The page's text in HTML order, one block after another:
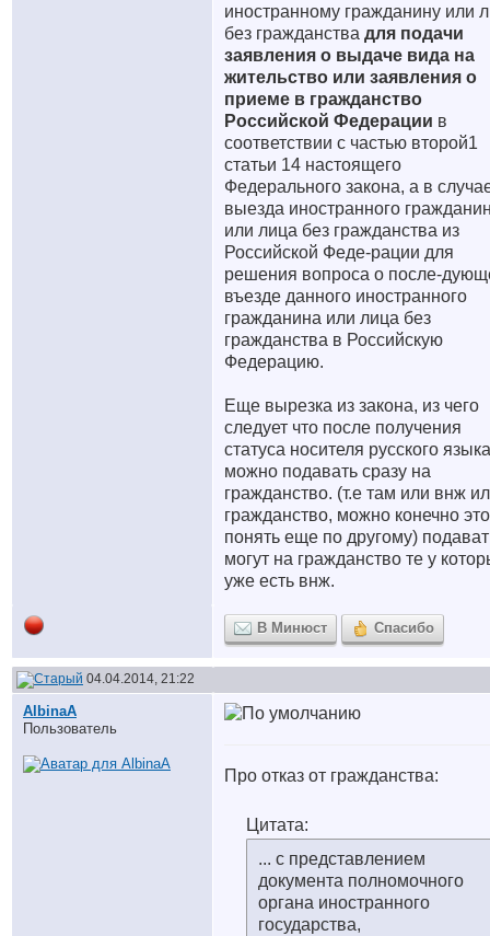
иностранному гражданину или
без гражданства для подачи
заявления о выдаче вида на
жительство или заявления о
приеме в гражданство
Российской Федерации в
соответствии с частью второй1
статьи 14 настоящего
Федерального закона, а в
выезда иностранного
или лица без гражданства из
Российской Феде-рации для
решения вопроса о после-
въезде данного иностранного
гражданина или лица без
гражданства в Российскую
Федерацию.
Еще вырезка из закона, из чего
следует что после получения
статуса носителя русского языка
можно подавать сразу на
гражданство. (т.е там или внж
гражданство, можно конечно это
понять еще по другому)
могут на гражданство те у
уже есть внж.
В Минюст Спасибо
04.04.2014, 21:22
AlbinaA
Пользователь
Про отказ от гражданства:
Цитата:
... с представлением
документа полномочного
органа иностранного
государства,